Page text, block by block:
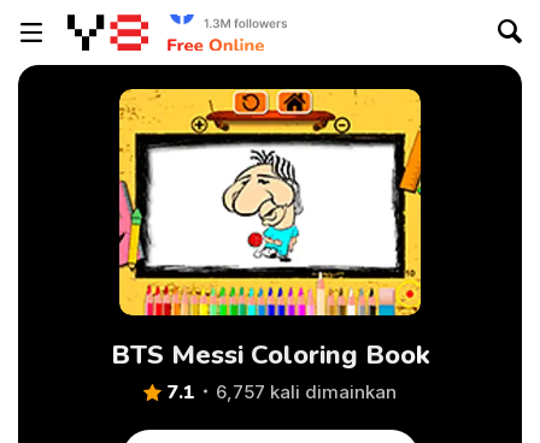
BTS Messi Coloring Book
7.1 6,757 kali dimainkan